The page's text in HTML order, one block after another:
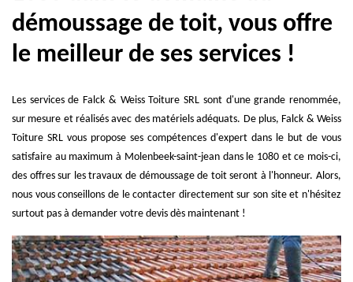
démoussage de toit, vous offre
le meilleur de ses services !
Les services de Falck & Weiss Toiture SRL sont d'une grande renommée,
sur mesure et réalisés avec des matériels adéquats. De plus, Falck & Weiss
Toiture SRL vous propose ses compétences d'expert dans le but de vous
satisfaire au maximum à Molenbeek-saint-jean dans le 1080 et ce mois-ci,
des offres sur les travaux de démoussage de toit seront à l'honneur. Alors,
nous vous conseillons de le contacter directement sur son site et n'hésitez
surtout pas à demander votre devis dès maintenant !